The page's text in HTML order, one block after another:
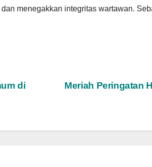
menegakkan integritas wartawan.
Meriah Peringatan
di